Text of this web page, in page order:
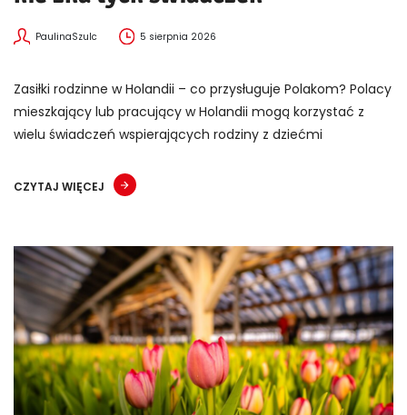
PaulinaSzulc 5 sierpnia 2026
Zasiłki rodzinne w Holandii – co przysługuje Polakom? Polacy
mieszkający lub pracujący w Holandii mogą korzystać z
wielu świadczeń wspierających rodziny z dziećmi
CZYTAJ WIĘCEJ